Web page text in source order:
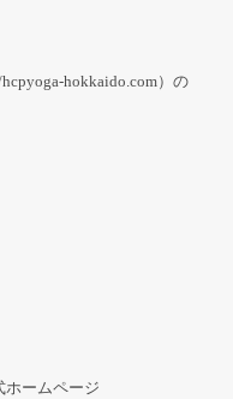
hokkaido.com）の
ホームページ